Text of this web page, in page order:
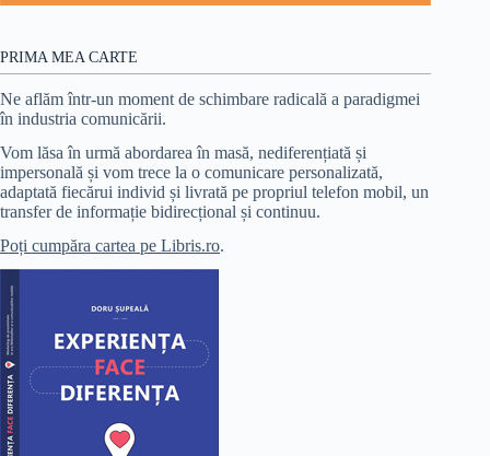
PRIMA MEA CARTE
Ne aflăm într-un moment de schimbare radicală a paradigmei
în industria comunicării.
Vom lăsa în urmă abordarea în masă, nediferențiată și
impersonală și vom trece la o comunicare personalizată,
adaptată fiecărui individ și livrată pe propriul telefon mobil, un
transfer de informație bidirecțional și continuu.
Poți cumpăra cartea pe Libris.ro.